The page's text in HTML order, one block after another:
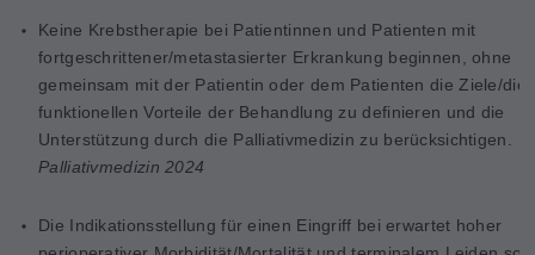
Keine Krebstherapie bei Patientinnen und Patienten
fortgeschrittener/metastasierter Erkrankung beginnen, ohne
gemeinsam mit der Patientin oder dem Patienten die Ziele/die
funktionellen Vorteile der Behandlung zu definieren und die
Unterstützung durch die Palliativmedizin zu berücksichtigen.
Palliativmedizin 2024
Die Indikationsstellung für einen Eingriff bei erwartet hoher